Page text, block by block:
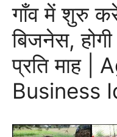
गाँव में शुरु
बिजनेस,
प्रति माह |
Business